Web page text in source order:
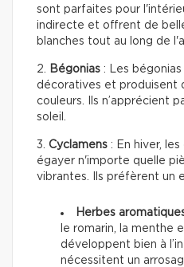
sont parfaites pour
indirecte et offrent de
blanches tout au long de
2. Bégonias : Les
décoratives et produisent
couleurs. Ils n’apprécient
soleil.
3. Cyclamens : En hiver,
égayer n'importe quelle
vibrantes. Ils préfèrent un
Herbes
le romarin, la menthe
développent bien à
nécessitent un